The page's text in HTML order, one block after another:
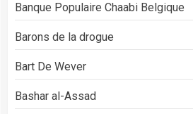
Banque Populaire Chaabi Belgique
Barons de la drogue
Bart De Wever
Bashar al-Assad